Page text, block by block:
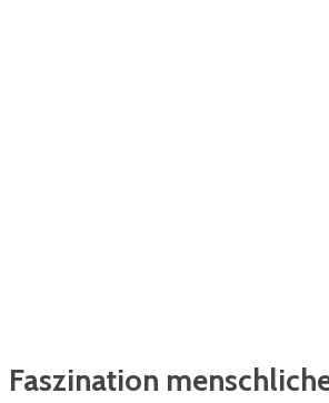
Faszination